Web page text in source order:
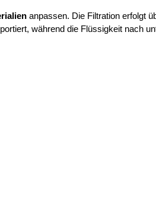
anpassen. Die Filtration erfolgt
während die Flüssigkeit nach